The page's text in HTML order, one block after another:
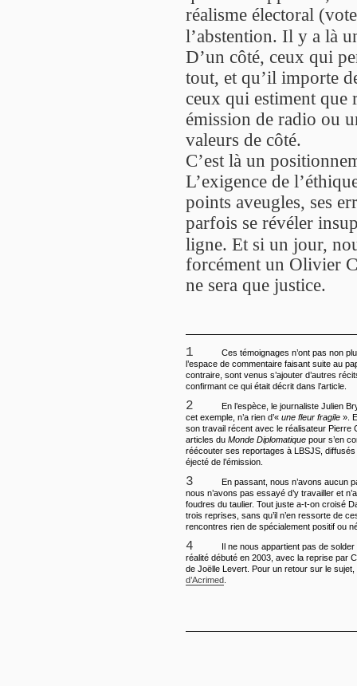
réalisme électoral
l’abstention. Il y a là
D’un côté, ceux qui
tout, et qu’il importe
ceux qui estiment que
émission de radio ou
valeurs de côté.
C’est là un
L’exigence de
points aveugles, ses
parfois se révéler
ligne. Et si un jour,
forcément un Olivier
ne sera que justice.
1
Ces témoignages n’ont pas non
l’espace de commentaire faisant suite au
contraire, sont venus s’ajouter d’autres
confirmant ce qui était décrit dans l’article.
2
En l’espèce, le journaliste Julien
cet exemple, n’a rien d’« une fleur fragile ».
son travail récent avec le réalisateur Pierre
articles du Monde Diplomatique pour s’en
réécouter ses reportages à LBSJS, diffusés
éjecté de l’émission.
3
En passant, nous n’avons aucun
nous n’avons pas essayé d’y travailler et
foudres du taulier. Tout juste a-t-on croisé
trois reprises, sans qu’il n’en ressorte de
rencontres rien de spécialement positif ou
4
Il ne nous appartient pas de
réalité débuté en 2003, avec la reprise par
de Joëlle Levert. Pour un retour sur le
d’Acrimed.